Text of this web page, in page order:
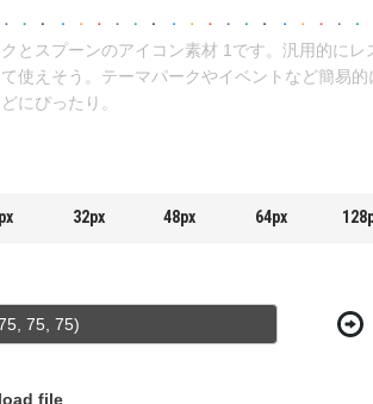
とスプーンのアイコン素材 1です。汎用的に
使えそう。テーマパークやイベントなど簡易
にぴったり。
32px 48px 64px
file